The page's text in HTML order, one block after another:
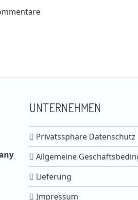
UNTERNEHMEN
Privatssphäre Datenschutz
Allgemeine
Lieferung
Impressum